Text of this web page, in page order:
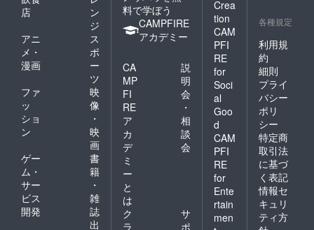
店
ン
ジ
アニ
メ・
漫画
ス
ポ
ー
ツ
ファ
ッ
ショ
ン
映
像
・
映
画
ゲー
ム・
サー
ビス
開発
書
籍
・
雑
誌
出
料で学ぼう
CAMPFIRE
アカデミー
CA
MP
FI
RE
ア
カ
デ
ミ
ー
と
は
説
明
会
・
相
談
会
ク
ラ
サ
ポ
Crea
tion
CAM
PFI
RE
for
Soci
al
Goo
d
CAM
PFI
RE
for
Ente
rtain
men
各種規定
利用規
約
細則
プライ
バシー
ポリ
シー
特定商
取引法
に基づ
く表記
情報セ
キュリ
ティ方